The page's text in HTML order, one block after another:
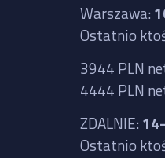
Warszawa:
Ostatnio
3944 PLN
4444 PLN
ZDALNIE:
Ostatnio